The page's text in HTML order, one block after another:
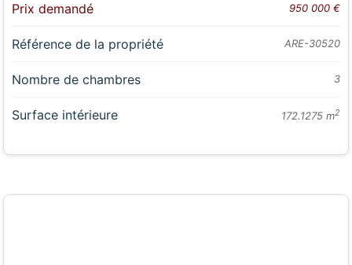
Prix demandé 950 000 €
Référence de la propriété ARE-30520
Nombre de chambres 3
Surface intérieure 172.1275 m2